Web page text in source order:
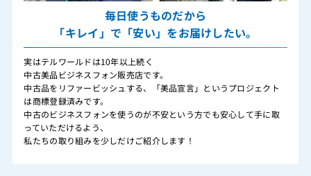
毎日使うものだから
「キレイ」で「安い」をお届けしたい。
実はテルワールドは10年以上続く
中古美品ビジネスフォン販売店です。
中古品をリファービッシュする、「美品宣言」というプロジェクト
は商標登録済みです。
中古のビジネスフォンを使うのが不安という方でも安心して手に取
っていただけるよう、
私たちの取り組みを少しだけご紹介します！